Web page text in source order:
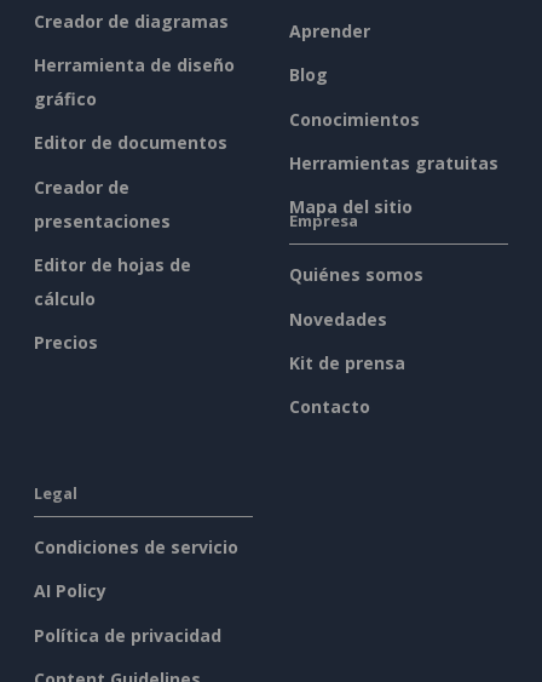
Creador de diagramas
Herramienta de diseño
gráfico
Editor de documentos
Creador de
presentaciones
Editor de hojas de
cálculo
Precios
Aprender
Blog
Conocimientos
Herramientas gratuitas
Mapa del sitio
Empresa
Quiénes somos
Novedades
Kit de prensa
Contacto
Legal
Condiciones de servicio
AI Policy
Política de privacidad